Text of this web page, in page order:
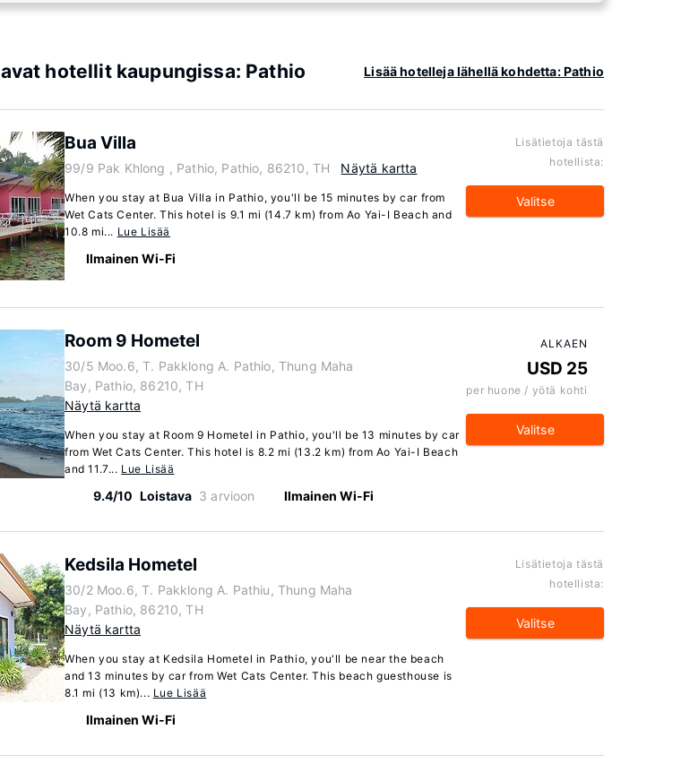
hotellit kaupungissa: Pathio Lisää hotelleja lähellä kohdetta: Pathio
Bua Villa
99/9 Pak Khlong , Pathio, Pathio, 86210, TH Näytä kartta
When you stay at Bua Villa in Pathio, you'll be 15 minutes by car from
Wet Cats Center. This hotel is 9.1 mi (14.7 km) from Ao Yai-I Beach and
10.8 mi... Lue Lisää
Ilmainen Wi-Fi
Lisätietoja tästä
hotellista:
Valitse
Room 9 Hometel
30/5 Moo.6, T. Pakklong A. Pathio, Thung Maha
Bay, Pathio, 86210, TH
Näytä kartta
When you stay at Room 9 Hometel in Pathio, you'll be 13 minutes by car
from Wet Cats Center. This hotel is 8.2 mi (13.2 km) from Ao Yai-I Beach
and 11.7... Lue Lisää
9.4/10 Loistava 3 arvioon Ilmainen Wi-Fi
ALKAEN
USD 25
per huone / yötä kohti
Valitse
Kedsila Hometel
30/2 Moo.6, T. Pakklong A. Pathiu, Thung Maha
Bay, Pathio, 86210, TH
Näytä kartta
When you stay at Kedsila Hometel in Pathio, you'll be near the beach
and 13 minutes by car from Wet Cats Center. This beach guesthouse is
8.1 mi (13 km)... Lue Lisää
Ilmainen Wi-Fi
Lisätietoja tästä
hotellista:
Valitse